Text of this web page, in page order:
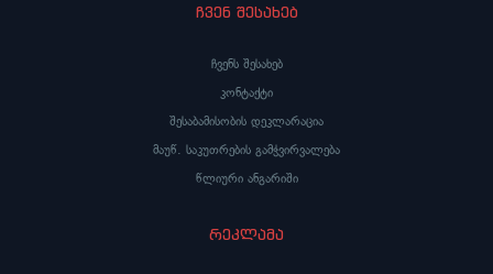
ჩვენ შესახებ
ჩვენს შესახებ
კონტაქტი
შესაბამისობის დეკლარაცია
მაუწ. საკუთრების გამჭვირვალება
წლიური ანგარიში
რეკლამა